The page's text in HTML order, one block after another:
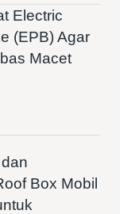
Electric
(EPB) Agar
Macet
Box Mobil